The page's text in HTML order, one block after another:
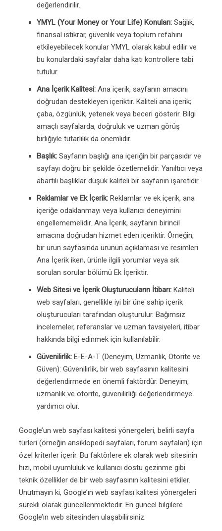
değerlendirilir.
YMYL (Your Money or Your Life) Konuları: Sağlık,
finansal istikrar, güvenlik veya toplum refahını
etkileyebilecek konular YMYL olarak kabul edilir ve
bu konulardaki sayfalar daha katı kontrollere tabi
tutulur.
Ana İçerik Kalitesi: Ana içerik, sayfanın amacını
doğrudan destekleyen içeriktir. Kaliteli ana içerik;
çaba, özgünlük, yetenek veya beceri gösterir. Bilgi
amaçlı sayfalarda, doğruluk ve uzman görüş
birliğiyle tutarlılık da önemlidir.
Başlık: Sayfanın başlığı ana içeriğin bir parçasıdır ve
sayfayı doğru bir şekilde özetlemelidir. Yanıltıcı veya
abartılı başlıklar düşük kaliteli bir sayfanın işaretidir.
Reklamlar ve Ek İçerik: Reklamlar ve ek içerik, ana
içeriğe odaklanmayı veya kullanıcı deneyimini
engellememelidir. Ana İçerik, sayfanın birincil
amacına doğrudan hizmet eden içeriktir. Örneğin,
bir ürün sayfasında ürünün açıklaması ve resimleri
Ana İçerik iken, ürünle ilgili yorumlar veya sık
sorulan sorular bölümü Ek İçeriktir.
Web Sitesi ve İçerik Oluşturucuların İtibarı: Kaliteli
web sayfaları, genellikle iyi bir üne sahip içerik
oluşturucuları tarafından oluşturulur. Bağımsız
incelemeler, referanslar ve uzman tavsiyeleri, itibar
hakkında bilgi edinmek için kullanılabilir.
Güvenilirlik: E-E-A-T (Deneyim, Uzmanlık, Otorite ve
Güven): Güvenilirlik, bir web sayfasının kalitesini
değerlendirmede en önemli faktördür. Deneyim,
uzmanlık ve otorite, güvenilirliği değerlendirmeye
yardımcı olur.
Google’un web sayfası kalitesi yönergeleri, belirli sayfa
türleri (örneğin ansiklopedi sayfaları, forum sayfaları) için
özel kriterler içerir. Bu faktörlere ek olarak web sitesinin
hızı, mobil uyumluluk ve kullanıcı dostu gezinme gibi
teknik özellikler de bir web sayfasının kalitesini etkiler.
Unutmayın ki, Google’ın web sayfası kalitesi yönergeleri
sürekli olarak güncellenmektedir. En güncel bilgilere
Google’ın web sitesinden ulaşabilirsiniz.